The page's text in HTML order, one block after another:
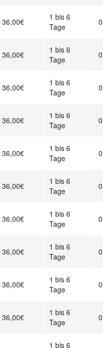
36,00€
1 bis 6
Tage
36,00€
1 bis 6
Tage
36,00€
1 bis 6
Tage
36,00€
1 bis 6
Tage
36,00€
1 bis 6
Tage
36,00€
1 bis 6
Tage
36,00€
1 bis 6
Tage
36,00€
1 bis 6
Tage
36,00€
1 bis 6
Tage
36,00€
1 bis 6
Tage
1 bis 6